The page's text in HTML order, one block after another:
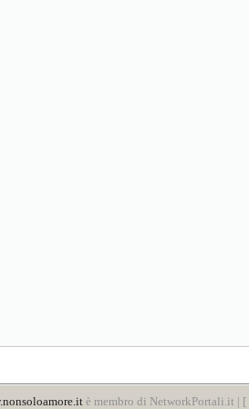
è membro di NetworkPortali.it | [